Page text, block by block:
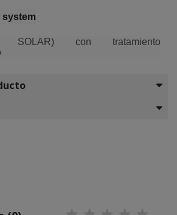
SOLAR) con tratamiento